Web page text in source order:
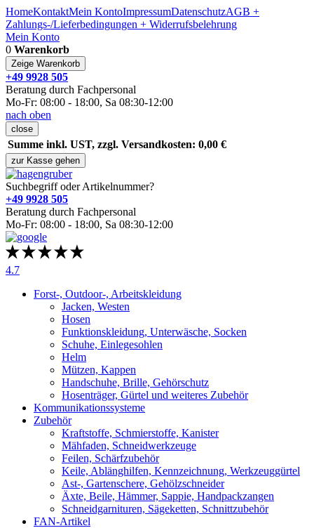
HomeKontaktMein KontoImpressumDatenschutzAGB +
Zahlungs-/Lieferbedingungen + Widerrufsbelehrung
Mein Konto
0 Warenkorb
Zeige Warenkorb
+49 9928 505
Beratung durch Fachpersonal
Mo-Fr: 08:00 - 18:00, Sa 08:30-12:00
nach oben
close
Summe inkl. UST, zzgl. Versandkosten: 0,00 €
zur Kasse gehen
Suchbegriff oder Artikelnummer?
+49 9928 505
Beratung durch Fachpersonal
Mo-Fr: 08:00 - 18:00, Sa 08:30-12:00
4.7
Forst-, Outdoor-, Arbeitskleidung
Jacken, Westen
Hosen
Funktionskleidung, Unterwäsche, Socken
Schuhe, Einlegesohlen
Helm
Mützen, Kappen
Handschuhe, Brille, Gehörschutz
Hosenträger, Gürtel und weiteres Zubehör
Kommunikationssysteme
Zubehör
Kraftstoffe, Schmierstoffe, Kanister
Mähfaden, Schneidwerkzeuge
Feilen, Schärfzubehör
Keile, Ablänghilfen, Kennzeichnung, Werkzeuggürtel
Ast-, Gartenschere, Gehölzschneider
Äxte, Beile, Hämmer, Sappie, Handpackzangen
Schneidgarnituren, Sägeketten, Schnittzubehör
FAN-Artikel